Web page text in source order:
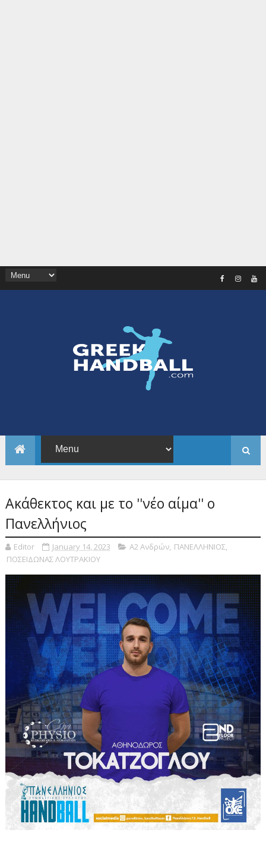
Ακάθεκτος και με το ''νέο αίμα'' ο
Πανελλήνιος
Editor January 14, 2023 Α2 Ανδρών, ΠΑΝΕΛΛΗΝΙΟΣ,
ΠΟΣΕΙΔΩΝΑΣ ΛΟΥΤΡΑΚΙΟΥ